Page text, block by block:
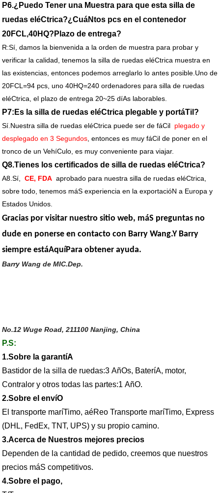
P6.¿Puedo Tener una Muestra para que esta silla de
ruedas eléCtrica?¿CuáNtos pcs en el contenedor
20FCL,40HQ?Plazo de entrega?
R:Sí, damos la bienvenida a la orden de muestra para probar y
verificar la calidad, tenemos la silla de ruedas eléCtrica muestra en
las existencias, entonces podemos arreglarlo lo antes posible.Uno de
20FCL=94 pcs, uno 40HQ=240 ordenadores para silla de ruedas
eléCtrica, el plazo de entrega 20~25 díAs laborables.
P7:Es la silla de ruedas eléCtrica plegable y portáTil?
Sí.Nuestra silla de ruedas eléCtrica puede ser de fáCil plegado y
desplegado en 3 Segundos , entonces es muy fáCil de poner en el
tronco de un VehíCulo, es muy conveniente para viajar.
Q8.Tienes los certificados de silla de ruedas eléCtrica?
A8.Sí, CE, FDA aprobado para nuestra silla de ruedas eléCtrica,
sobre todo, tenemos máS experiencia en la exportacióN a Europa y
Estados Unidos.
Gracias por visitar nuestro sitio web, máS preguntas no
dude en ponerse en contacto con Barry Wang.Y Barry
siempre estáAquíPara obtener ayuda.
Barry Wang de MIC.Dep.
No.12 Wuge Road, 211100 Nanjing, China
P.S:
1.Sobre la garantíA
Bastidor de la silla de ruedas:3 AñOs, BateríA, motor,
Contralor y otros todas las partes:1 AñO.
2.Sobre el envíO
El transporte maríTimo, aéReo Transporte maríTimo, Express
(DHL, FedEx, TNT, UPS) y su propio camino.
3.Acerca de Nuestros mejores precios
Dependen de la cantidad de pedido, creemos que nuestros
precios máS competitivos.
4.Sobre el pago,